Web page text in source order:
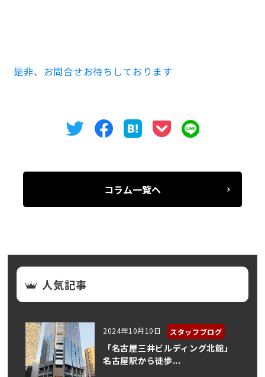
是非、お問合せお待ちしております
コラム一覧へ
人気記事
2024年10月10日 スタッフブログ
「名古屋三井ビルディング北館」
名古屋駅から徒歩...